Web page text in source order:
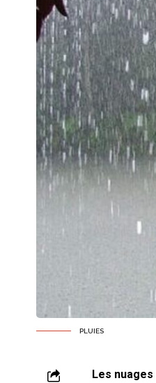
PLUIES
Les